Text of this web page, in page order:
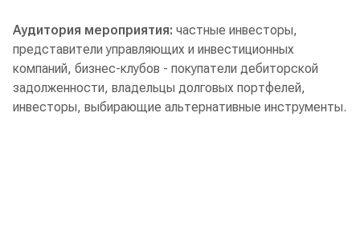
Аудитория мероприятия: частные инвесторы,
представители управляющих и инвестиционных
компаний, бизнес-клубов - покупатели дебиторской
задолженности, владельцы долговых портфелей,
инвесторы, выбирающие альтернативные инструменты.